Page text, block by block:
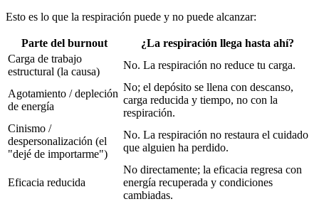
Esto es lo que la respiración puede y no puede alcanzar:
Parte del burnout
¿La respiración llega hasta ahí?
Carga de trabajo
estructural (la causa)
No. La respiración no reduce tu carga.
Agotamiento / depleción
de energía
No; el depósito se llena con descanso,
carga reducida y tiempo, no con la
respiración.
Cinismo /
despersonalización (el
"dejé de importarme")
No. La respiración no restaura el cuidado
que alguien ha perdido.
Eficacia reducida
No directamente; la eficacia regresa con
energía recuperada y condiciones
cambiadas.